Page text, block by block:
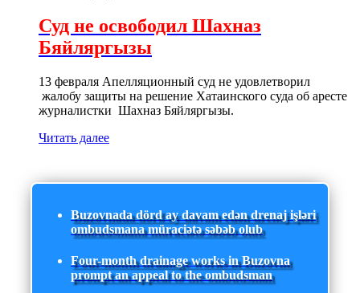
Суд не освободил Шахназ
Бяйляргызы
13 февраля Апелляционный суд не удовлетворил
жалобу защиты на решение Хатаинского суда об аресте
журналистки Шахназ Бяйляргызы.
Читать далее
Buzovnada dörd ay davam edən drenaj işləri
ombudsmana müraciətə səbəb olub
Four-month drainage works in Buzovna
prompt an appeal to the ombudsman